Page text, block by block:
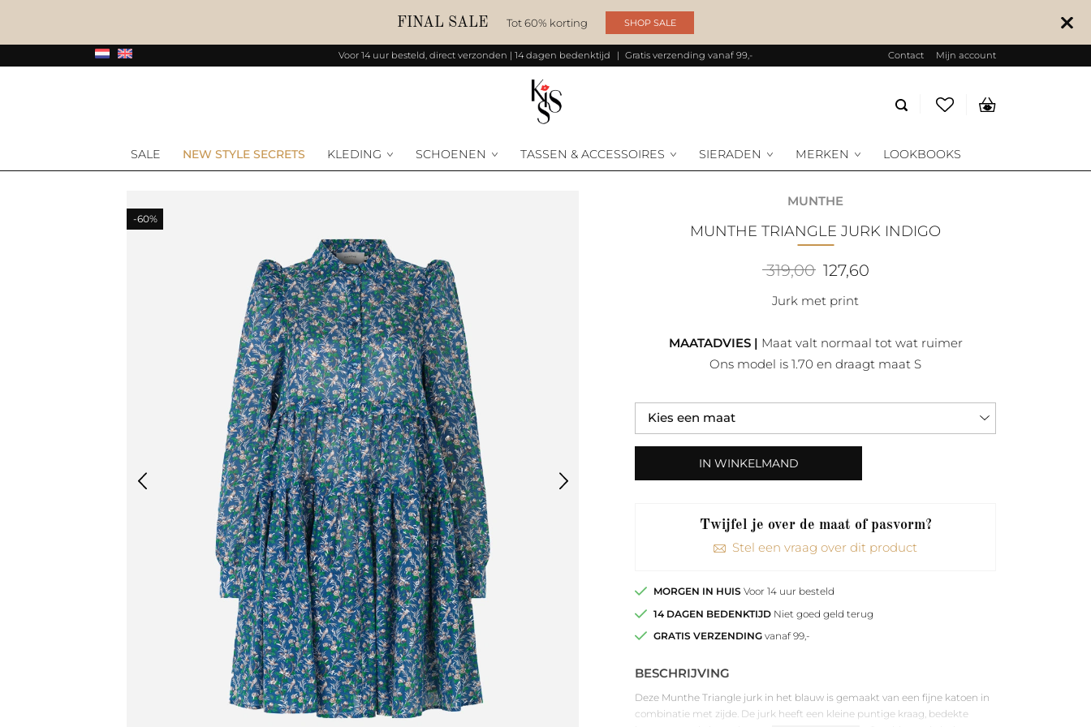
FINAL SALE Tot 60% korting SHOP SALE
Voor 14 uur besteld, direct verzonden | 14 dagen bedenktijd Gratis verzending vanaf 99,- Contact Mijn account
Producten
zoeken
SALE NEW STYLE SECRETS KLEDING SCHOENEN TASSEN & ACCESSOIRES SIERADEN MERKEN LOOKBOOKS
-60%
MUNTHE
MUNTHE TRIANGLE JURK INDIGO
319,00 Oorspronkelijke
prijs
was:
127,60Huidige
Jurk met print
MAATADVIES | Maat valt normaal tot wat ruimer
Ons model is 1.70 en draagt maat S
IN WINKELMAND
Twijfel je over de maat of pasvorm?
Stel een vraag over dit product
MORGEN IN HUIS Voor 14 uur besteld
14 DAGEN BEDENKTIJDNiet goed geld terug
GRATIS VERZENDINGvanaf 99,-
BESCHRIJVING
Deze Munthe Triangle jurk in het blauw is gemaakt van een fijne katoen in
combinatie met zijde. De jurk heeft een kleine puntige kraag, bedekte